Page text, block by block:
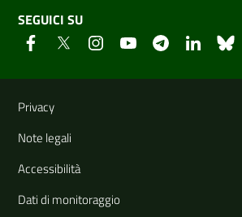
SEGUICI SU
Link e informazioni utili
Privacy
Note legali
Accessibilità
Dati di monitoraggio